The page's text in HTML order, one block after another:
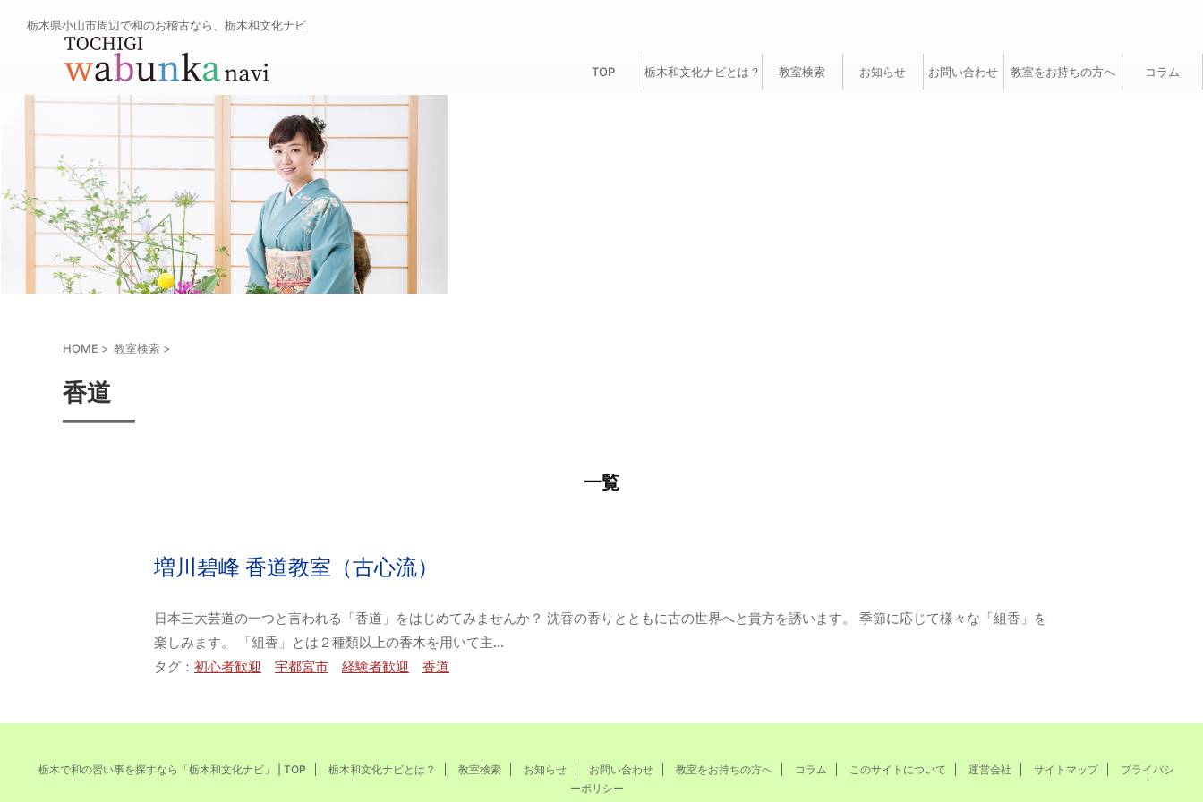
栃木県小山市周辺で和のお稽古なら、栃木和文化ナビ
TOP 栃木和文化ナビとは？ 教室検索 お知らせ お問い合わせ 教室をお持ちの方へ コラム
HOME > 教室検索 >
香道
一覧
増川碧峰 香道教室（古心流）
日本三大芸道の一つと言われる「香道」をはじめてみませんか？ 沈香の香りとともに古の世界へと貴方を誘います。 季節に応じて様々な「組香」を
楽しみます。 「組香」とは２種類以上の香木を用いて主…
タグ： 初心者歓迎 宇都宮市 経験者歓迎 香道
栃木で和の習い事を探すなら「栃木和文化ナビ」 | TOP 栃木和文化ナビとは？ 教室検索 お知らせ お問い合わせ 教室をお持ちの方へ コラム このサイトについて 運営会社 サイトマップ
プライバシ
ーポリシー